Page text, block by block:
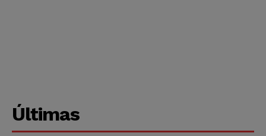
Últimas